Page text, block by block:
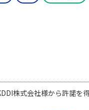
株式会社様から許諾を